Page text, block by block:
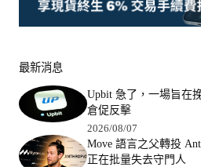
最新消息
Upbit 急了，一場旨在
倉促反擊
2026/08/07
Move 語言之父轉投
正在批量失去守門人